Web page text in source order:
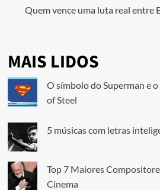
Quem vence uma luta real entre
MAIS LIDOS
O símbolo do Superman e
of Steel
5 músicas com letras
Top 7 Maiores
Cinema